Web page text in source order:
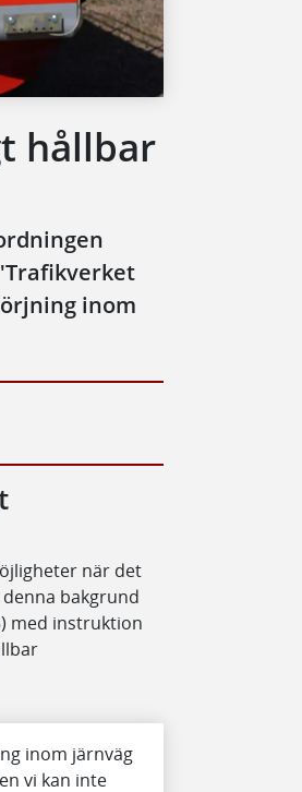
hållbar
inom
när det
bakgrund
med instruktion
inom järnväg
vi kan inte